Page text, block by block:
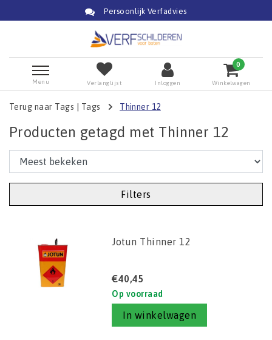
Persoonlijk Verfadvies
Menu Verlanglijst Inloggen
0
Winkelwagen
Terug naar Tags Tags Thinner 12
Producten getagd met Thinner 12
Filters
Jotun Thinner 12
€40,45
Op voorraad
In winkelwagen